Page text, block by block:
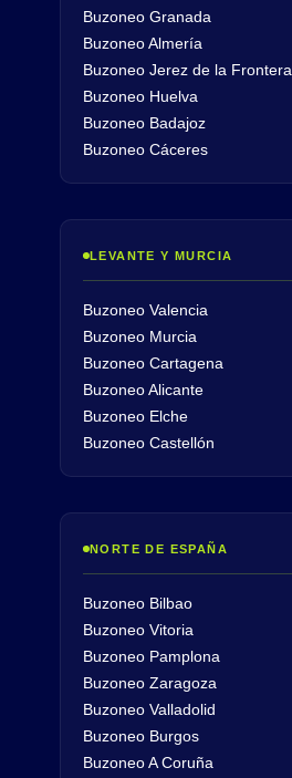
Buzoneo Granada
Buzoneo Almería
Buzoneo Jerez de la Frontera
Buzoneo Huelva
Buzoneo Badajoz
Buzoneo Cáceres
LEVANTE Y MURCIA
Buzoneo Valencia
Buzoneo Murcia
Buzoneo Cartagena
Buzoneo Alicante
Buzoneo Elche
Buzoneo Castellón
NORTE DE ESPAÑA
Buzoneo Bilbao
Buzoneo Vitoria
Buzoneo Pamplona
Buzoneo Zaragoza
Buzoneo Valladolid
Buzoneo Burgos
Buzoneo A Coruña